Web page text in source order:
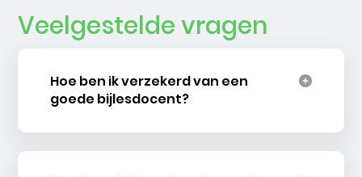
Veelgestelde vragen
Hoe ben ik verzekerd van een
goede bijlesdocent?